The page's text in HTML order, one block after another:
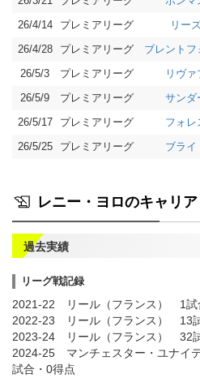
26/4/14
プレミアリーグ リー
26/4/28
プレミアリーグ ブレントフ
26/5/3
プレミアリーグ リヴァ
26/5/9
プレミアリーグ サンダ
26/5/17
プレミアリーグ フォレ
26/5/25
プレミアリーグ ブライ
レニー・ヨロのキャリア
過去実績
リーグ戦記録
2021-22 リール（フランス） 1試
2022-23 リール（フランス） 13
2023-24 リール（フランス） 32
2024-25 マンチェスター・ユナイ
試合・0得点